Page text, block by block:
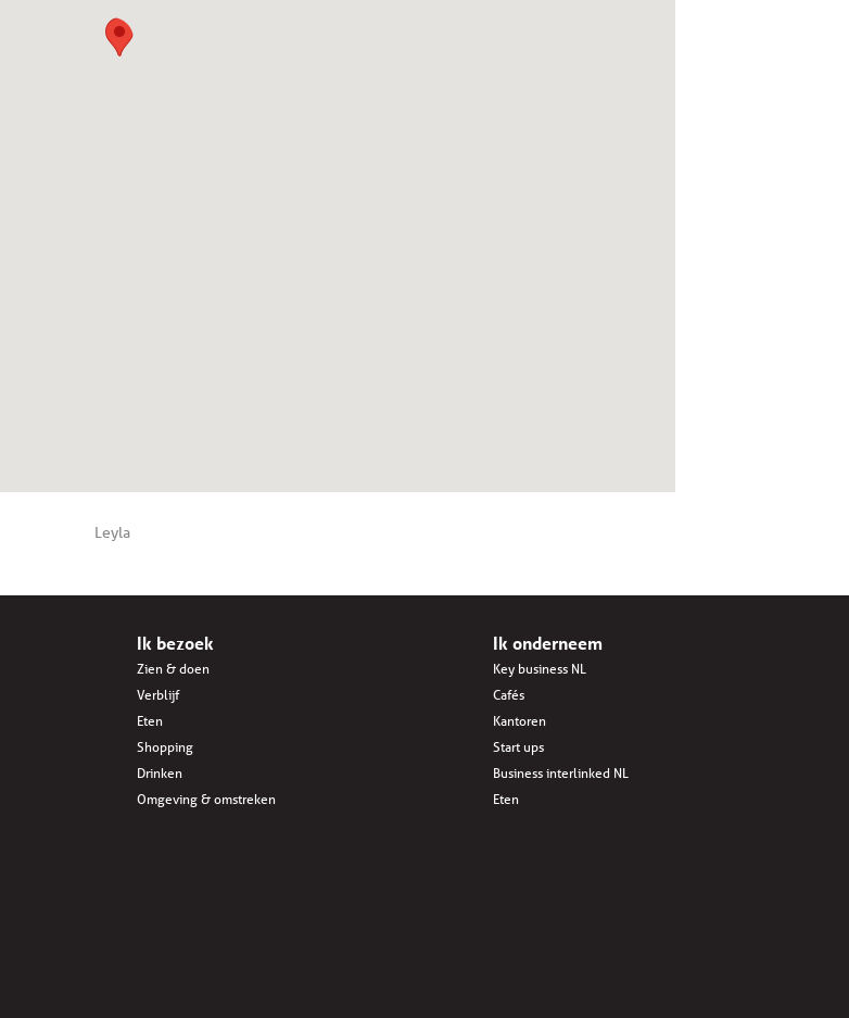
Leyla
Ik bezoek
Zien & doen
Verblijf
Eten
Shopping
Drinken
Omgeving & omstreken
Ik onderneem
Key business NL
Cafés
Kantoren
Start ups
Business interlinked NL
Eten